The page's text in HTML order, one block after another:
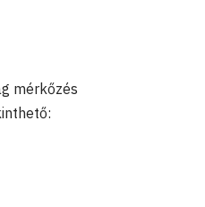
mérkőzés